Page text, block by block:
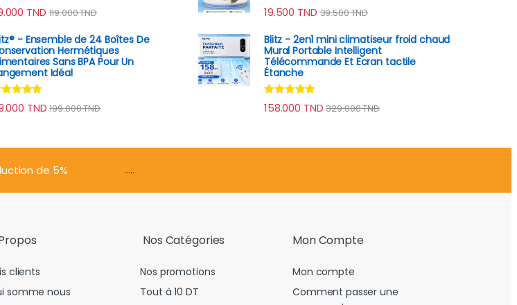
4.79
5
TND 119.000TND
- Ensemble de 24 Boîtes De
Hermétiques
Sans BPA Pour Un
Idéal
4.74
5
TND 199.000TND
Note4.89
sur 5
19.500 TND 39.500TND
Blitz - 2en1 mini climatiseur froid chaud
Mural Portable Intelligent
Télécommande Et Ecran tactile
Étanche
Note4.67
sur 5
158.000 TND 329.000TND
de 5% .....
clients
somme nous
Nos Catégories
Nos promotions
Tout à 10 DT
Mon Compte
Mon compte
Comment passer une